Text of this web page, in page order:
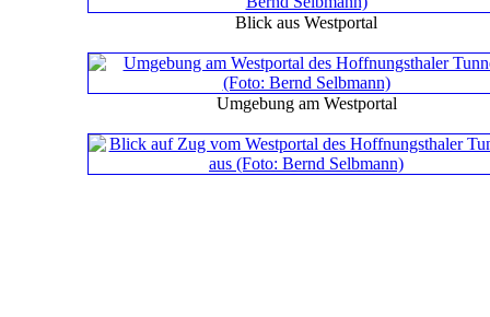
Blick aus Westportal
Umgebung am Westportal